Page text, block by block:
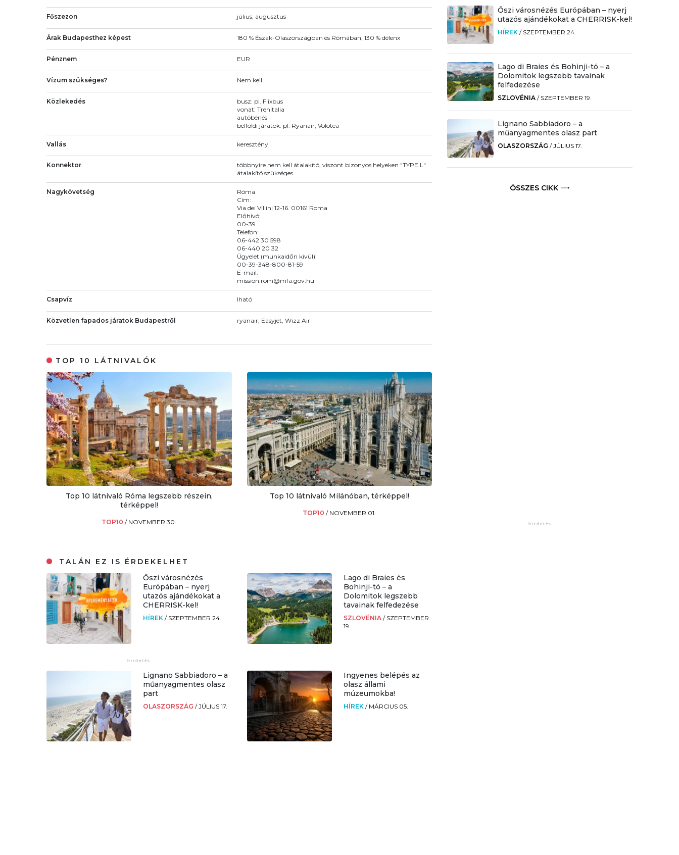
Főszezon július, augusztus
Árak Budapesthez képest 180 % Észak-Olaszországban és Rómában, 130 % délenx
Pénznem EUR
Vízum szükséges? Nem kell
Közlekedés
busz: pl. Flixbus
vonat: Trenitalia
autóbérlés
belföldi járatok: pl. Ryanair, Volotea
Vallás keresztény
Konnektor
többnyire nem kell átalakító, viszont bizonyos helyeken "TYPE L"
átalakító szükséges
Nagykövetség
Róma
Cím:
Via dei Villini 12-16. 00161 Roma
Előhívó:
00-39
Telefon:
06-442 30 598
06-440 20 32
Ügyelet (munkaidőn kívül):
00-39-348-800-81-59
E-mail:
mission.rom@mfa.gov.hu
Csapvíz Iható
Közvetlen fapados járatok Budapestről ryanair, Easyjet, Wizz Air
TOP 10 LÁTNIVALÓK
Top 10 látnivaló Róma legszebb részein,
térképpel!
TOP10/ NOVEMBER 30.
Top 10 látnivaló Milánóban, térképpel!
TOP10/ NOVEMBER 01.
TALÁN EZ IS ÉRDEKELHET
Őszi városnézés
Európában – nyerj
utazós ajándékokat a
CHERRISK-kel!
HÍREK/ SZEPTEMBER 24.
Lago di Braies és
Bohinji-tó – a
Dolomitok legszebb
tavainak felfedezése
SZLOVÉNIA / SZEPTEMBER
19.
Lignano Sabbiadoro – a
műanyagmentes olasz
part
OLASZORSZÁG/JÚLIUS 17.
Ingyenes belépés az
olasz állami
múzeumokba!
HÍREK / MÁRCIUS 05.
Őszi városnézés Európában – nyerj
utazós ajándékokat a CHERRISK-kel!
HÍREK / SZEPTEMBER 24.
Lago di Braies és Bohinji-tó – a
Dolomitok legszebb tavainak
felfedezése
SZLOVÉNIA / SZEPTEMBER 19.
Lignano Sabbiadoro – a
műanyagmentes olasz part
OLASZORSZÁG /JÚLIUS 17.
ÖSSZES CIKK